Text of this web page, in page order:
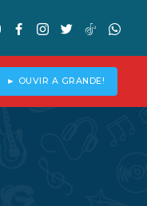
► OUVIR A GRANDE!